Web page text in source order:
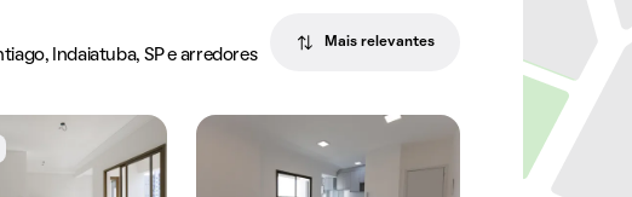
Indaiatuba, SP e arredores
Mais relevantes